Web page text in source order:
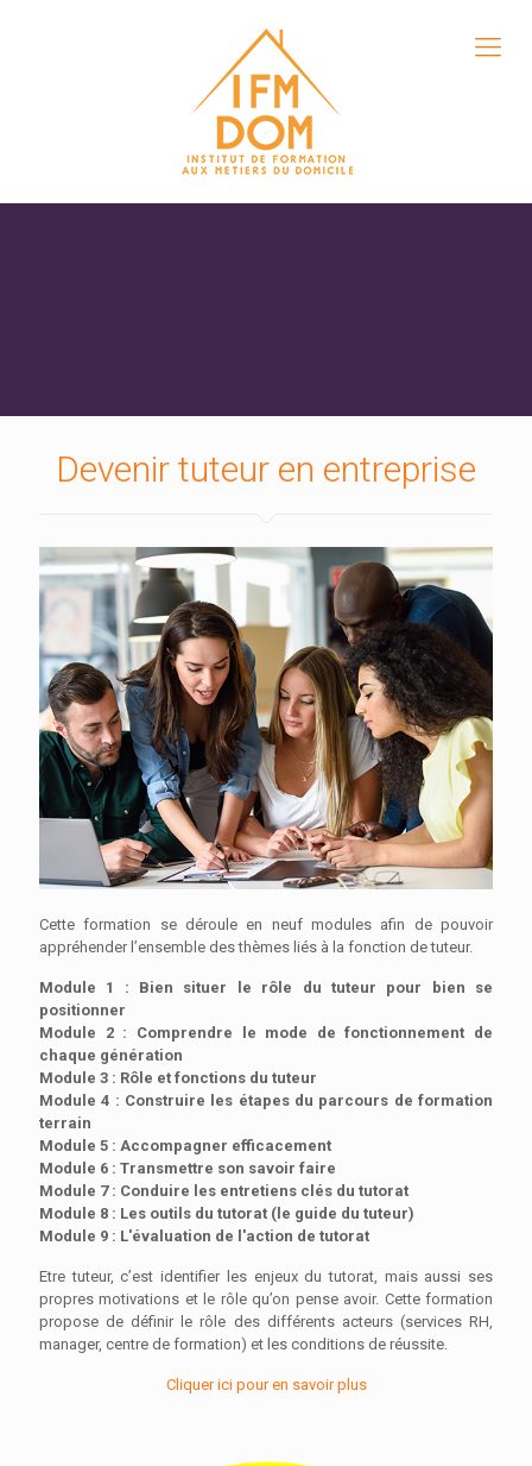
Devenir tuteur en entreprise
Cette formation se déroule en neuf modules afin de pouvoir
appréhender l’ensemble des thèmes liés à la fonction de tuteur.
Module 1 : Bien situer le rôle du tuteur pour bien se
positionner
Module 2 : Comprendre le mode de fonctionnement de
chaque génération
Module 3 : Rôle et fonctions du tuteur
Module 4 : Construire les étapes du parcours de formation
terrain
Module 5 : Accompagner efficacement
Module 6 : Transmettre son savoir faire
Module 7 : Conduire les entretiens clés du tutorat
Module 8 : Les outils du tutorat (le guide du tuteur)
Module 9 : L'évaluation de l'action de tutorat
Etre tuteur, c’est identifier les enjeux du tutorat, mais aussi ses
propres motivations et le rôle qu’on pense avoir. Cette formation
propose de définir le rôle des différents acteurs (services RH,
manager, centre de formation) et les conditions de réussite.
Cliquer ici pour en savoir plus